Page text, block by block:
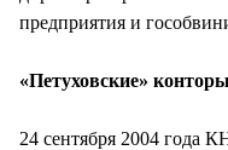
предприятия и
«Петуховские» конторы
24 сентября 2004 года